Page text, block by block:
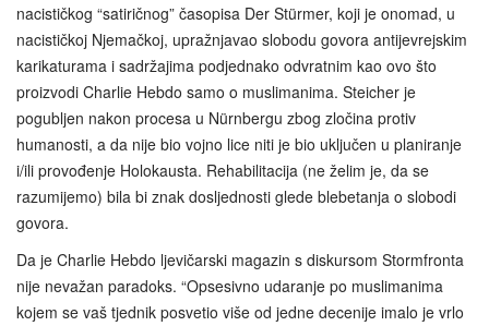
nacističkog “satiričnog” časopisa Der Stürmer, koji je onomad, u
nacističkoj Njemačkoj, upražnjavao slobodu govora antijevrejskim
karikaturama i sadržajima podjednako odvratnim kao ovo što
proizvodi Charlie Hebdo samo o muslimanima. Steicher je
pogubljen nakon procesa u Nürnbergu zbog zločina protiv
humanosti, a da nije bio vojno lice niti je bio uključen u planiranje
i/ili provođenje Holokausta. Rehabilitacija (ne želim je, da se
razumijemo) bila bi znak dosljednosti glede blebetanja o slobodi
govora.
Da je Charlie Hebdo ljevičarski magazin s diskursom Stormfronta
nije nevažan paradoks. “Opsesivno udaranje po muslimanima
kojem se vaš tjednik posvetio više od jedne decenije imalo je vrlo